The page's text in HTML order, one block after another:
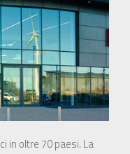
in oltre 70 paesi. La